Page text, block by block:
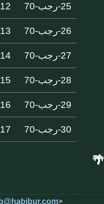
25-رجب-70 12-جانفي-690
26-رجب-70 13-جانفي-690
27-رجب-70 14-جانفي-690
28-رجب-70 15-جانفي-690
29-رجب-70 16-جانفي-690
30-رجب-70 17-جانفي-690
🌴
>